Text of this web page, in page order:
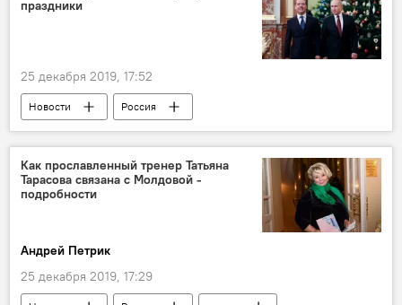
праздники
25 декабря 2019, 17:52
Новости Россия
Как прославленный тренер Татьяна
Тарасова связана с Молдовой -
подробности
Андрей Петрик
25 декабря 2019, 17:29